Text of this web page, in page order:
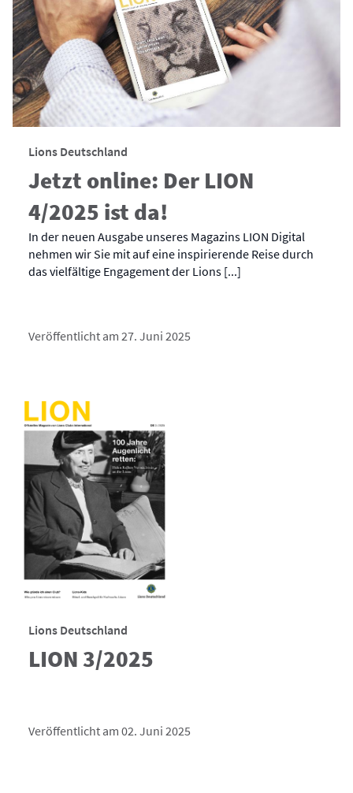
Lions Deutschland
Jetzt online: Der LION
4/2025 ist da!
In der neuen Ausgabe unseres Magazins LION Digital
nehmen wir Sie mit auf eine inspirierende Reise durch
das vielfältige Engagement der Lions [...]
Veröffentlicht am 27. Juni 2025
Lions Deutschland
LION 3/2025
Veröffentlicht am 02. Juni 2025